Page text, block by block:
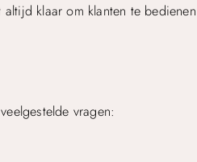
klaar om klanten te bedienen
vragen: